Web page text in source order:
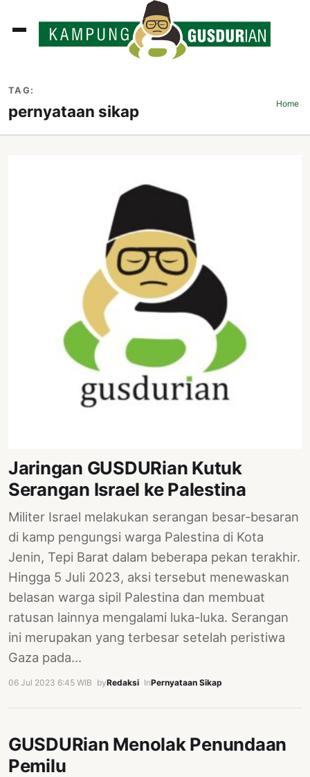
TAG:
pernyataan sikap Home›
Jaringan GUSDURian Kutuk
Serangan Israel ke Palestina
Militer Israel melakukan serangan besar-besaran
di kamp pengungsi warga Palestina di Kota
Jenin, Tepi Barat dalam beberapa pekan terakhir.
Hingga 5 Juli 2023, aksi tersebut menewaskan
belasan warga sipil Palestina dan membuat
ratusan lainnya mengalami luka-luka. Serangan
ini merupakan yang terbesar setelah peristiwa
Gaza pada…
06 Jul 2023 6:45 WIB byRedaksi InPernyataan Sikap
GUSDURian Menolak Penundaan
Pemilu